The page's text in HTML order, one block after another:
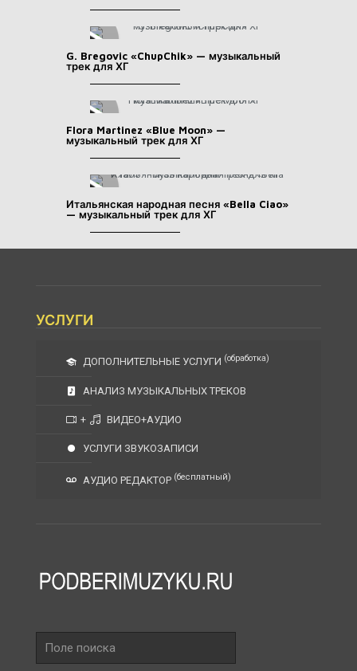
G. Bregovic «ChupChik» — музыкальный
трек для ХГ
Flora Martinez «Blue Moon» —
музыкальный трек для ХГ
Итальянская народная песня «Bella Ciao»
— музыкальный трек для ХГ
УСЛУГИ
ДОПОЛНИТЕЛЬНЫЕ УСЛУГИ (обработка)
АНАЛИЗ МУЗЫКАЛЬНЫХ ТРЕКОВ
+ ВИДЕО+АУДИО
УСЛУГИ ЗВУКОЗАПИСИ
АУДИО РЕДАКТОР (бесплатный)
поиска